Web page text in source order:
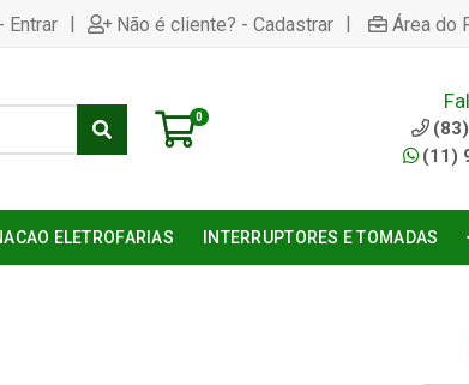
Entrar | Não é cliente? - Cadastrar | Área do
0
(11)
ELETROFARIAS INTERRUPTORES E TOMADAS